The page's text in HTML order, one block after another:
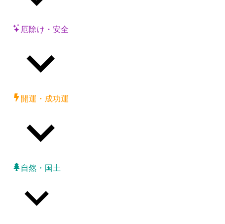
厄除け・安全
開運・成功運
自然・国土